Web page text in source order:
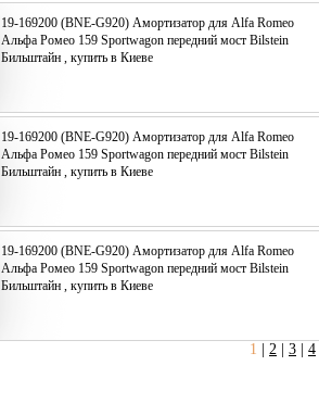
19-169200 (BNE-G920) Амортизатор для Alfa Romeo
Альфа Ромео 159 Sportwagon передний мост Bilstein
Бильштайн , купить в Киеве
19-169200 (BNE-G920) Амортизатор для Alfa Romeo
Альфа Ромео 159 Sportwagon передний мост Bilstein
Бильштайн , купить в Киеве
19-169200 (BNE-G920) Амортизатор для Alfa Romeo
Альфа Ромео 159 Sportwagon передний мост Bilstein
Бильштайн , купить в Киеве
1 2 3 4